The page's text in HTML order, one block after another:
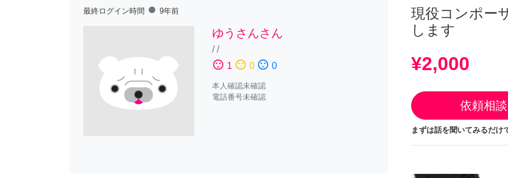
最終ログイン時間 fiber_manual_record 9年前
ゆうさんさん
//
sentiment_satisfied 1 sentiment_neutral 0 sentiment_dissatisfied 0
本人確認未確認
電話番号未確認
現役コンポー
します
¥2,000
依頼相談
まずは話を聞いてみるだけ